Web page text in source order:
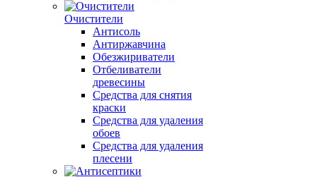
Очистители
Антисоль
Антиржавчина
Обезжириватели
Отбеливатели
древесины
Средства для снятия
краски
Средства для удаления
обоев
Средства для удаления
плесени